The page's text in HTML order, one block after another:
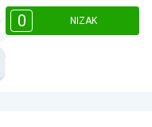
0 NIZAK